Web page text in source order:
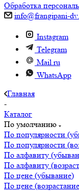
Обработка
info@frangipani-
Instagram
Telegram
Mail.ru
WhatsApp
Главная
-
Каталог
По умолчанию
По популярности
По популярности
По алфавиту
По алфавиту
По цене (убывание)
По цене